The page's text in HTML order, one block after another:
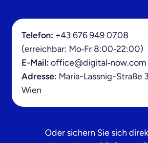
Telefon: +43 676 949 0708
(erreichbar: Mo‑Fr 8:00‑22:00)
E-Mail: office@digital‑now.com
Adresse: Maria-Lassnig-Straße
Wien
Oder sichern Sie sich